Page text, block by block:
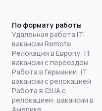
По формату работы
Удаленная работа IT:
вакансии Remote
Релокация в Европу: IT
вакансии с переездом
Работа в Германии: IT
вакансии с релокацией
Работа в США с
релокацией: вакансии в